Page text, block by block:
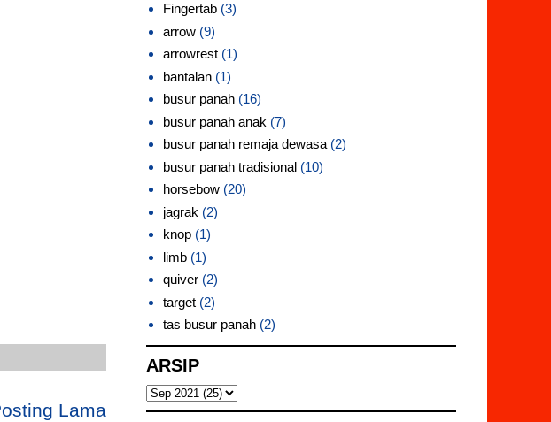
Lama
Fingertab (3)
arrow (9)
arrowrest (1)
bantalan (1)
busur panah (16)
busur panah anak (7)
busur panah remaja dewasa (2)
busur panah tradisional (10)
horsebow (20)
jagrak (2)
knop (1)
limb (1)
quiver (2)
target (2)
tas busur panah (2)
ARSIP